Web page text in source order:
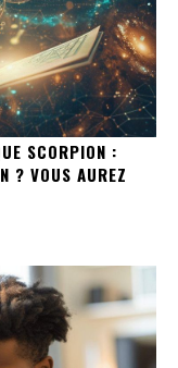
SCORPION :
? VOUS AUREZ